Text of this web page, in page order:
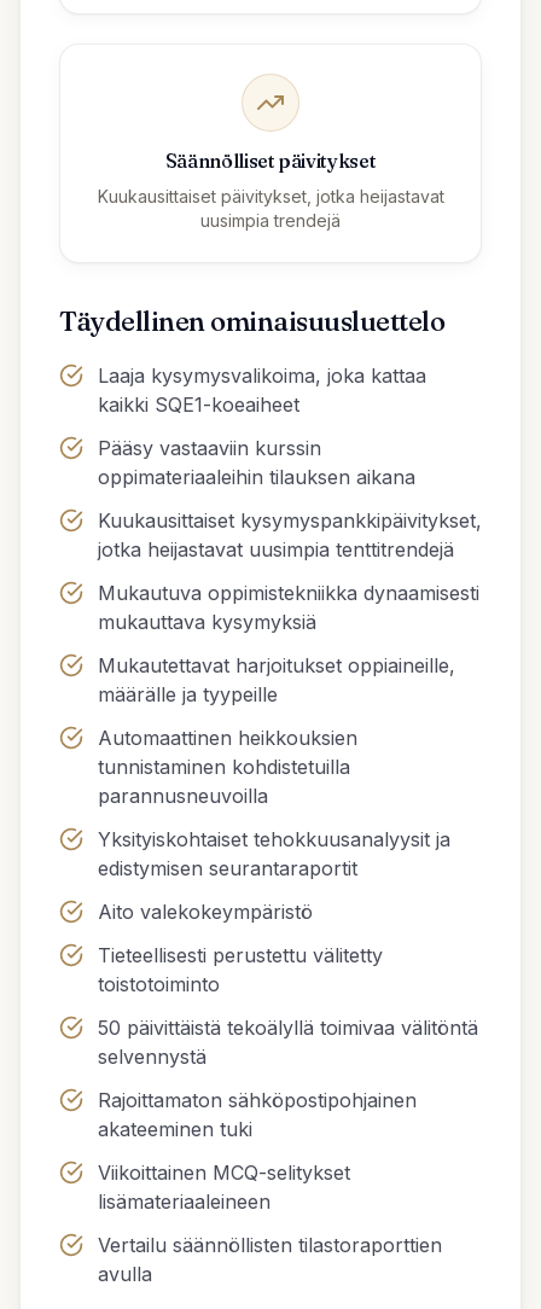
Säännölliset päivitykset
Kuukausittaiset päivitykset, jotka heijastavat
uusimpia trendejä
Täydellinen ominaisuusluettelo
Laaja kysymysvalikoima, joka kattaa
kaikki SQE1-koeaiheet
Pääsy vastaaviin kurssin
oppimateriaaleihin tilauksen aikana
Kuukausittaiset kysymyspankkipäivitykset,
jotka heijastavat uusimpia tenttitrendejä
Mukautuva oppimistekniikka dynaamisesti
mukauttava kysymyksiä
Mukautettavat harjoitukset oppiaineille,
määrälle ja tyypeille
Automaattinen heikkouksien
tunnistaminen kohdistetuilla
parannusneuvoilla
Yksityiskohtaiset tehokkuusanalyysit ja
edistymisen seurantaraportit
Aito valekokeympäristö
Tieteellisesti perustettu välitetty
toistotoiminto
50 päivittäistä tekoälyllä toimivaa välitöntä
selvennystä
Rajoittamaton sähköpostipohjainen
akateeminen tuki
Viikoittainen MCQ-selitykset
lisämateriaaleineen
Vertailu säännöllisten tilastoraporttien
avulla